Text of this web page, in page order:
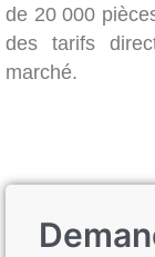
de 20 000
des tarifs
marché.